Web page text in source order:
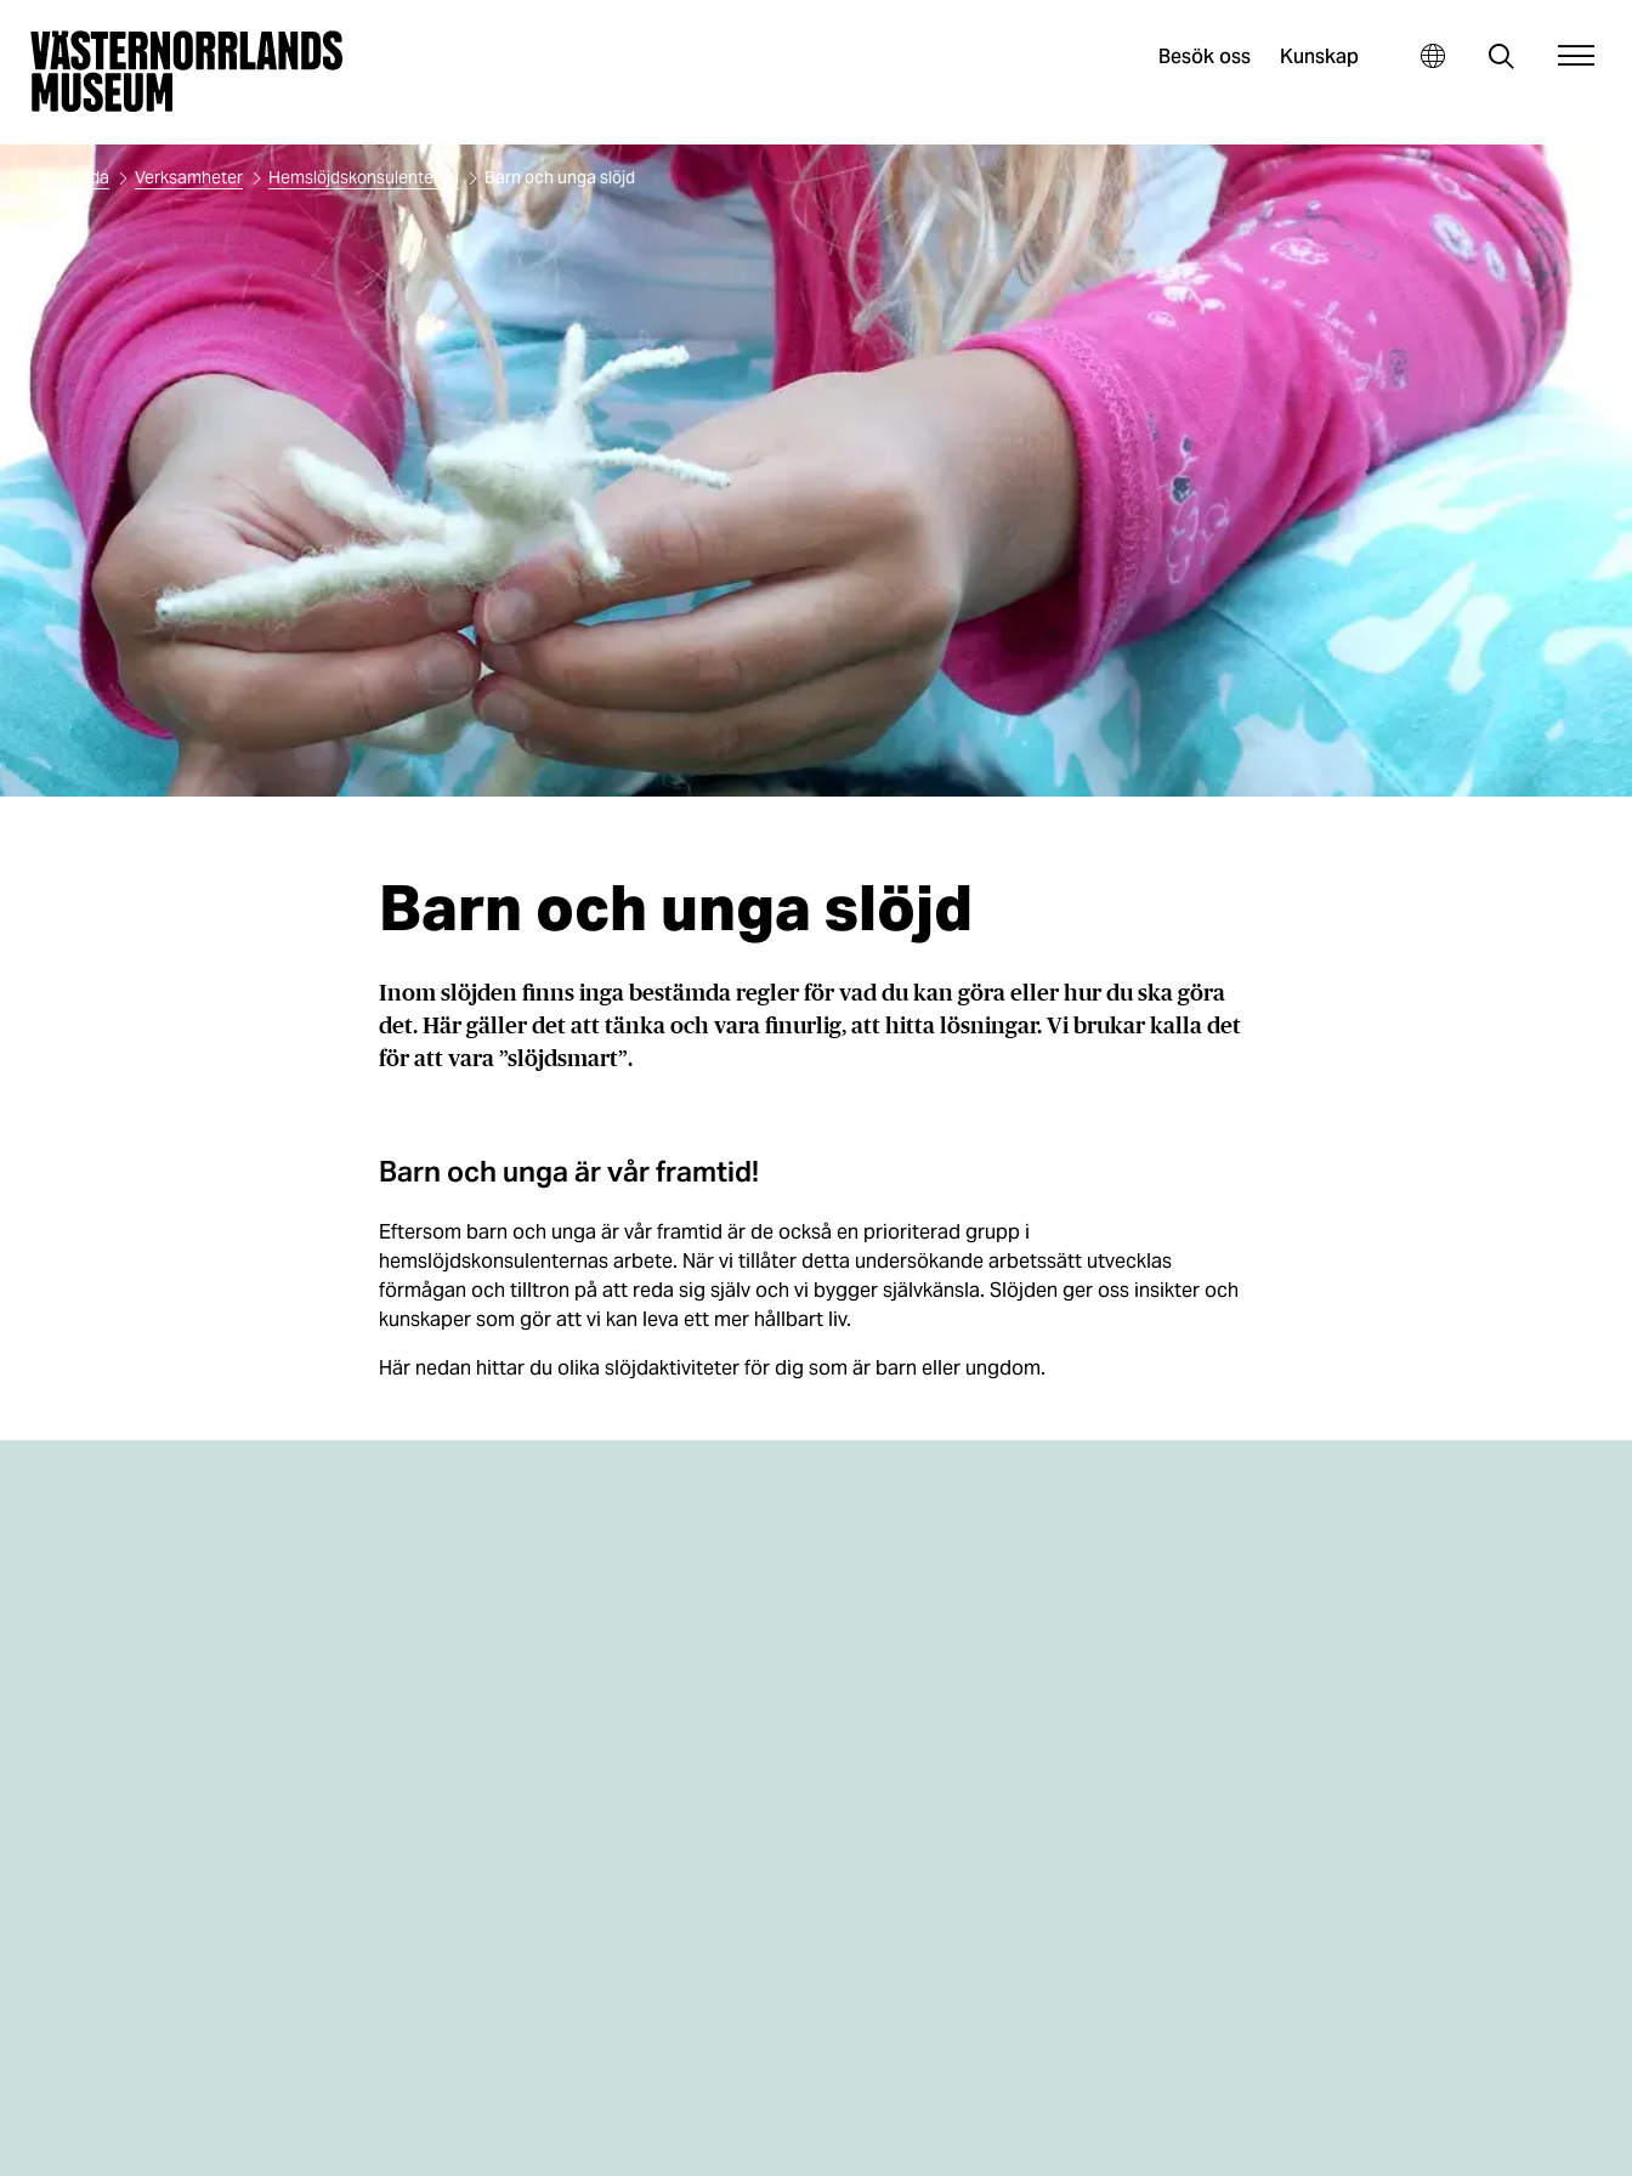
Besök oss Kunskap
Startsida Verksamheter Hemslöjdskonsulenterna Barn och unga slöjd
Barn och unga slöjd
Inom slöjden finns inga bestämda regler för vad du kan göra eller hur du ska göra
det. Här gäller det att tänka och vara finurlig, att hitta lösningar. Vi brukar kalla det
för att vara ”slöjdsmart”.
Barn och unga är vår framtid!
Eftersom barn och unga är vår framtid är de också en prioriterad grupp i
hemslöjdskonsulenternas arbete. När vi tillåter detta undersökande arbetssätt utvecklas
förmågan och tilltron på att reda sig själv och vi bygger självkänsla. Slöjden ger oss insikter och
kunskaper som gör att vi kan leva ett mer hållbart liv.
Här nedan hittar du olika slöjdaktiviteter för dig som är barn eller ungdom.